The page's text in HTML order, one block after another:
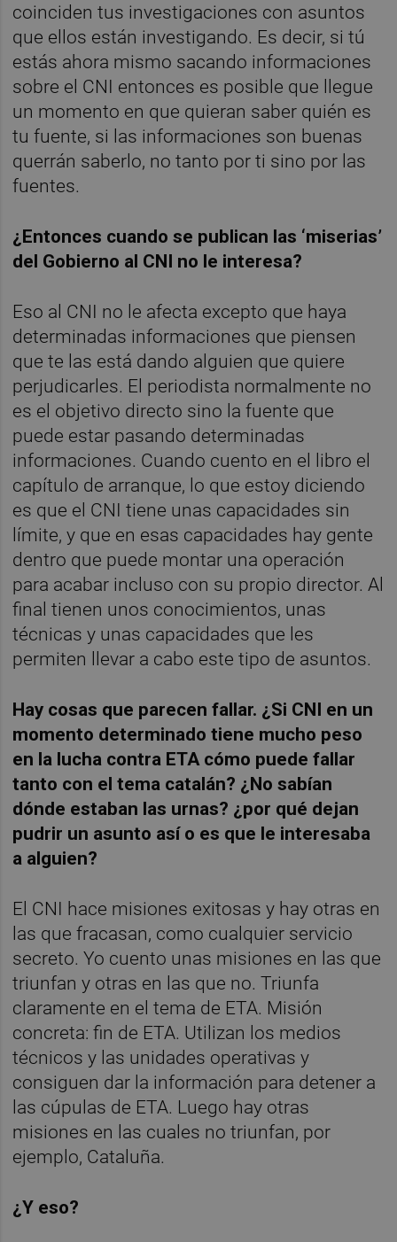
coinciden tus investigaciones con asuntos
que ellos están investigando. Es decir, si tú
estás ahora mismo sacando informaciones
sobre el CNI entonces es posible que llegue
un momento en que quieran saber quién es
tu fuente, si las informaciones son buenas
querrán saberlo, no tanto por ti sino por las
fuentes.
¿Entonces cuando se publican las ‘miserias’
del Gobierno al CNI no le interesa?
Eso al CNI no le afecta excepto que haya
determinadas informaciones que piensen
que te las está dando alguien que quiere
perjudicarles. El periodista normalmente no
es el objetivo directo sino la fuente que
puede estar pasando determinadas
informaciones. Cuando cuento en el libro el
capítulo de arranque, lo que estoy diciendo
es que el CNI tiene unas capacidades sin
límite, y que en esas capacidades hay gente
dentro que puede montar una operación
para acabar incluso con su propio director. Al
final tienen unos conocimientos, unas
técnicas y unas capacidades que les
permiten llevar a cabo este tipo de asuntos.
Hay cosas que parecen fallar. ¿Si CNI en un
momento determinado tiene mucho peso
en la lucha contra ETA cómo puede fallar
tanto con el tema catalán? ¿No sabían
dónde estaban las urnas? ¿por qué dejan
pudrir un asunto así o es que le interesaba
a alguien?
El CNI hace misiones exitosas y hay otras en
las que fracasan, como cualquier servicio
secreto. Yo cuento unas misiones en las que
triunfan y otras en las que no. Triunfa
claramente en el tema de ETA. Misión
concreta: fin de ETA. Utilizan los medios
técnicos y las unidades operativas y
consiguen dar la información para detener a
las cúpulas de ETA. Luego hay otras
misiones en las cuales no triunfan, por
ejemplo, Cataluña.
¿Y eso?